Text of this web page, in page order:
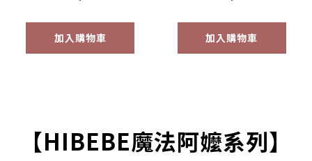
加入購物車 加入購物車
【HIBEBE魔法阿嬤系列】